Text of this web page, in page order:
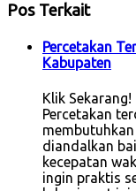
Pos Terkait
Percetakan
Kabupaten
Klik
Percetakan
diandalkan
kecepatan
ingin praktis